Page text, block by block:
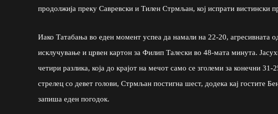
продолжија преку Савревски и Тилен Стрмљан, кој испрати вистински
Иако Татабања во еден момент успеа да намали на 22-20, агресивната
исклучување и црвен картон за Филип Талески во 48-мата минута.
четири разлика, која до крајот на мечот само се зголеми за конечни
стрелец со девет голови, Стрмљан постигна шест, додека кај гостите
запиша еден погодок.